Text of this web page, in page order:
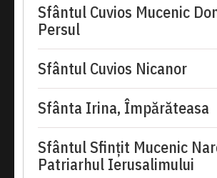
Sfântul Cuvios Mucenic
Persul
Sfântul Cuvios Nicanor
Sfânta Irina, Împărăteasa
Sfântul Sfinţit Mucenic
Patriarhul Ierusalimului